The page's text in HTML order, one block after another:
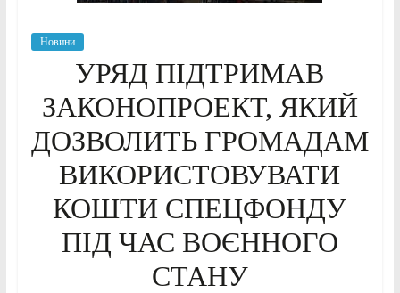
Новини
УРЯД ПІДТРИМАВ
ЗАКОНОПРОЕКТ, ЯКИЙ
ДОЗВОЛИТЬ ГРОМАДАМ
ВИКОРИСТОВУВАТИ
КОШТИ СПЕЦФОНДУ
ПІД ЧАС ВОЄННОГО
СТАНУ